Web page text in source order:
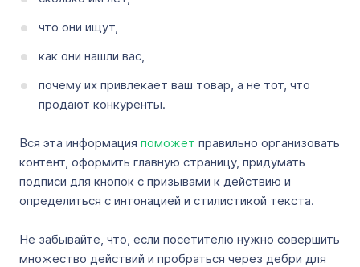
что они ищут,
как они нашли вас,
почему их привлекает ваш товар, а не тот, что
продают конкуренты.
Вся эта информация поможет правильно организовать
контент, оформить главную страницу, придумать
подписи для кнопок с призывами к действию и
определиться с интонацией и стилистикой текста.
Не забывайте, что, если посетителю нужно совершить
множество действий и пробраться через дебри для